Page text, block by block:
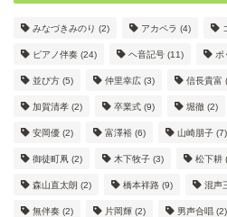
みなづきみのり (2) アカペラ (4)
ピアノ伴奏 (24) ヘ音記号 (11) ポ
並び方 (5) 仲里幸広 (3) 信長貴富
加賀清孝 (2) 卒業式 (9) 堀徹 (2)
安岡優 (2) 富澤裕 (6) 山崎朋子 (7)
御徒町凧 (2) 木下牧子 (3) 松下耕
森山直太朗 (2) 橋本祥路 (9) 混声
無伴奏 (2) 片岡輝 (2) 男声合唱 (2)